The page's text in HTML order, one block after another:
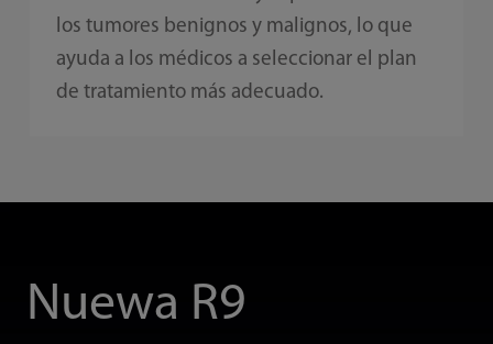
los tumores benignos y malignos, lo que
ayuda a los médicos a seleccionar el plan
de tratamiento más adecuado.
Nuewa R9